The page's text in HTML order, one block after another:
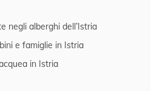
negli alberghi dell’Istria
e famiglie in Istria
in Istria